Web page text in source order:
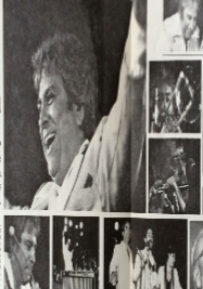
Set Youtube Channel ID